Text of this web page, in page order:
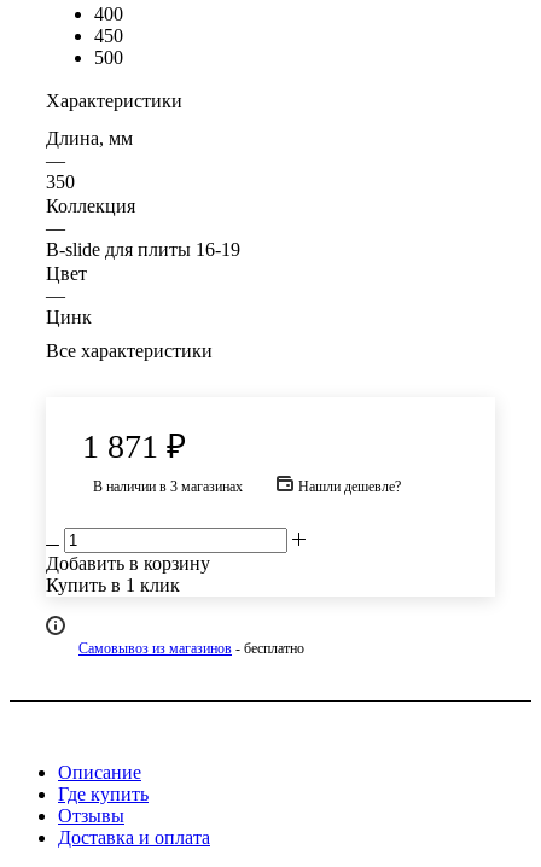
400
450
500
Характеристики
Длина, мм
—
350
Коллекция
—
B-slide для плиты 16-19
Цвет
—
Цинк
Все характеристики
1 871 ₽
В наличии в 3 магазинах Нашли дешевле?
Добавить в корзину
Купить в 1 клик
Самовывоз из магазинов - бесплатно
Описание
Где купить
Отзывы
Доставка и оплата